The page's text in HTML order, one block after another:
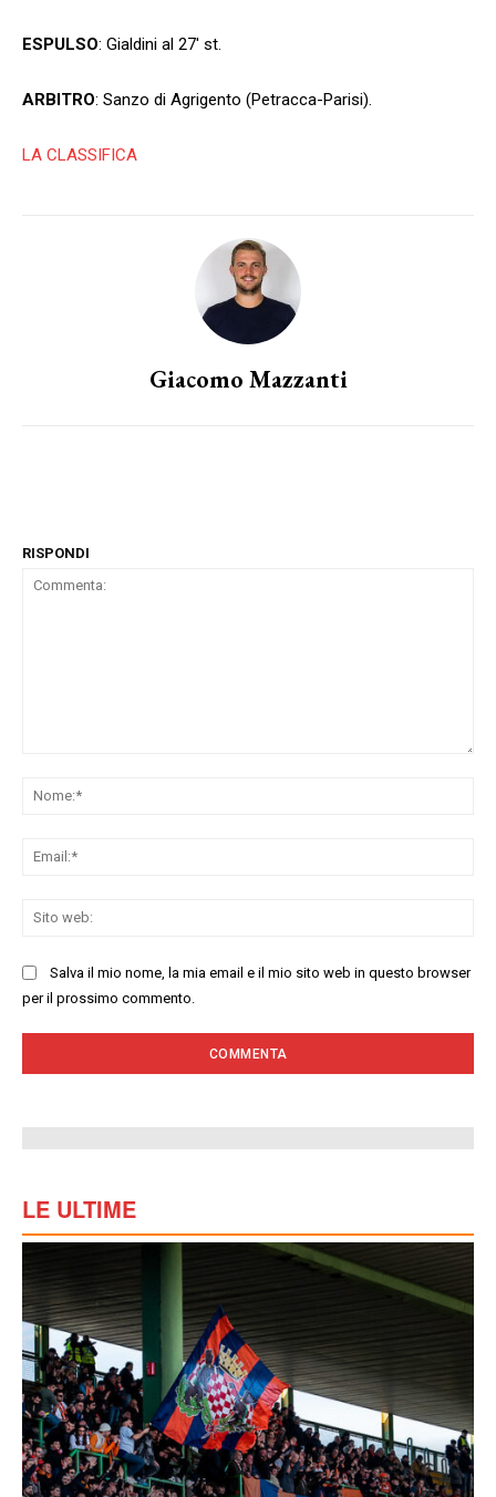
ESPULSO: Gialdini al 27′ st.
ARBITRO: Sanzo di Agrigento (Petracca-Parisi).
LA CLASSIFICA
Giacomo Mazzanti
RISPONDI
Salva il mio nome, la mia email e il mio sito web in questo browser
per il prossimo commento.
LE ULTIME